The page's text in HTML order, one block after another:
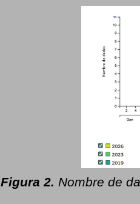
Figura 2. Nombre de